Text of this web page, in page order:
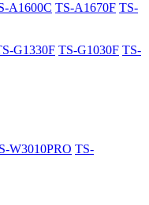
A1600C TS-A1670F TS-
G1330F TS-G1030F TS-
W3010PRO TS-